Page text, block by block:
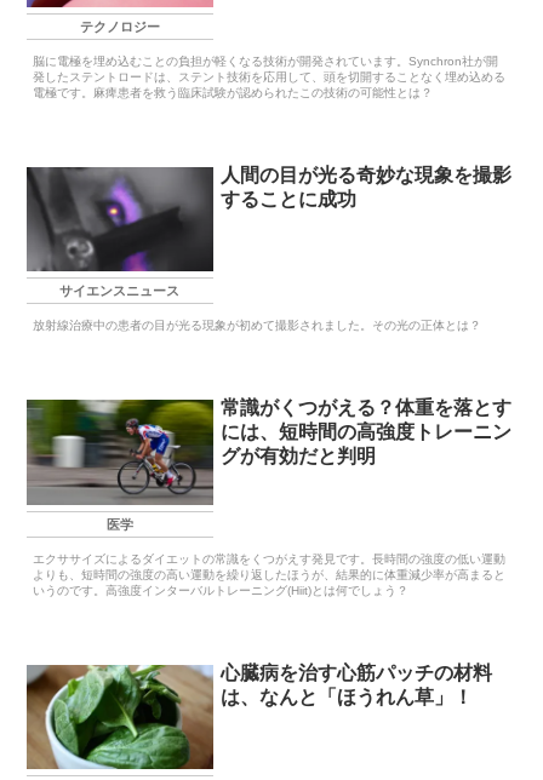
テクノロジー
脳に電極を埋め込むことの負担が軽くなる技術が開発されています。Synchron社が開
発したステントロードは、ステント技術を応用して、頭を切開することなく埋め込める
電極です。麻痺患者を救う臨床試験が認められたこの技術の可能性とは？
サイエンスニュース
人間の目が光る奇妙な現象を撮影
することに成功
放射線治療中の患者の目が光る現象が初めて撮影されました。その光の正体とは？
医学
常識がくつがえる？体重を落とす
には、短時間の高強度トレーニン
グが有効だと判明
エクササイズによるダイエットの常識をくつがえす発見です。長時間の強度の低い運動
よりも、短時間の強度の高い運動を繰り返したほうが、結果的に体重減少率が高まると
いうのです。高強度インターバルトレーニング(Hiit)とは何でしょう？
心臓病を治す心筋パッチの材料
は、なんと「ほうれん草」！